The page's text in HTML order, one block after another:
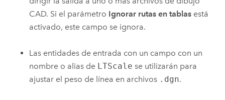
CAD. Si el parámetro Ignorar rutas en tablas está
activado, este campo se ignora.
Las entidades de entrada con un campo con un
nombre o alias de LTScale se utilizarán para
ajustar el peso de línea en archivos .dgn.